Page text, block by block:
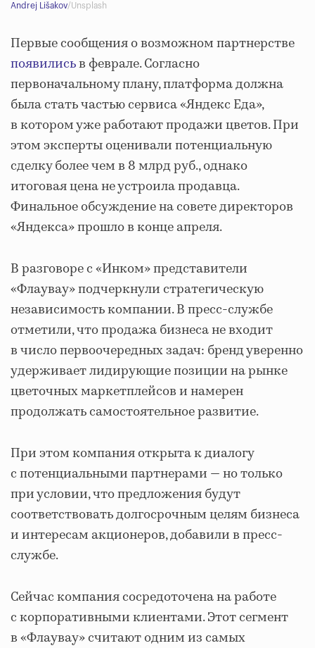
Andrej Lišakov/Unsplash
Первые сообщения о возможном партнерстве
появилисьв феврале. Согласно
первоначальному плану, платформа должна
была стать частью сервиса «Яндекс Еда»,
в котором уже работают продажи цветов. При
этом эксперты оценивали потенциальную
сделку более чем в 8 млрд руб., однако
итоговая цена не устроила продавца.
Финальное обсуждение на совете директоров
«Яндекса» прошло в конце апреля.
В разговоре с «Инком» представители
«Флаувау» подчеркнули стратегическую
независимость компании. В пресс‐службе
отметили, что продажа бизнеса не входит
в число первоочередных задач: бренд уверенно
удерживает лидирующие позиции на рынке
цветочных маркетплейсов и намерен
продолжать самостоятельное развитие.
При этом компания открыта к диалогу
с потенциальными партнерами — но только
при условии, что предложения будут
соответствовать долгосрочным целям бизнеса
и интересам акционеров, добавили в пресс-
службе.
Сейчас компания сосредоточена на работе
с корпоративными клиентами. Этот сегмент
в «Флаувау» считают одним из самых